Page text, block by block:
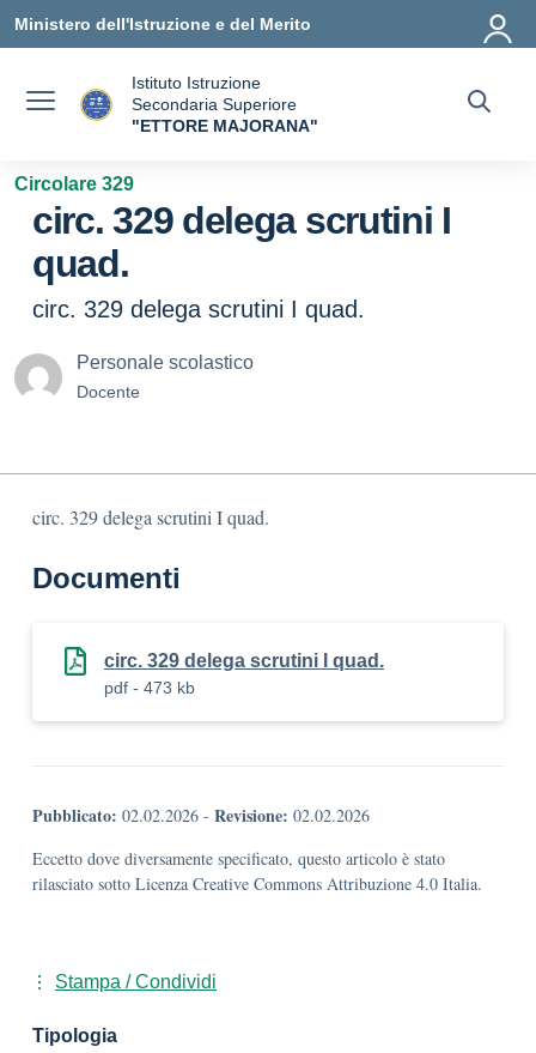
Ministero dell'Istruzione e del Merito
Istituto Istruzione
Secondaria Superiore
"ETTORE MAJORANA"
Circolare 329
circ. 329 delega scrutini I
quad.
circ. 329 delega scrutini I quad.
Personale scolastico
Docente
circ. 329 delega scrutini I quad.
Documenti
circ. 329 delega scrutini I quad.
pdf - 473 kb
Pubblicato: 02.02.2026 - Revisione: 02.02.2026
Eccetto dove diversamente specificato, questo articolo è stato
rilasciato sotto Licenza Creative Commons Attribuzione 4.0 Italia.
Stampa / Condividi
Tipologia